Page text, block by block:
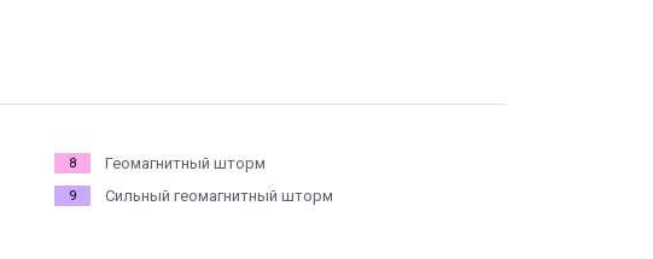
8 Геомагнитный шторм
9 Сильный геомагнитный шторм